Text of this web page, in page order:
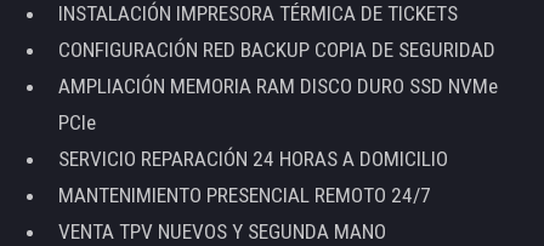
INSTALACIÓN IMPRESORA TÉRMICA DE TICKETS
CONFIGURACIÓN RED BACKUP COPIA DE SEGURIDAD
AMPLIACIÓN MEMORIA RAM DISCO DURO SSD NVMe
PCIe
SERVICIO REPARACIÓN 24 HORAS A DOMICILIO
MANTENIMIENTO PRESENCIAL REMOTO 24/7
VENTA TPV NUEVOS Y SEGUNDA MANO